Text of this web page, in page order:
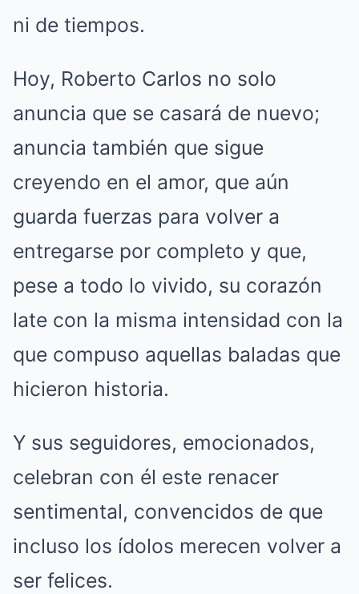
ni de tiempos.
Hoy, Roberto Carlos no solo
anuncia que se casará de nuevo;
anuncia también que sigue
creyendo en el amor, que aún
guarda fuerzas para volver a
entregarse por completo y que,
pese a todo lo vivido, su corazón
late con la misma intensidad con la
que compuso aquellas baladas que
hicieron historia.
Y sus seguidores, emocionados,
celebran con él este renacer
sentimental, convencidos de que
incluso los ídolos merecen volver a
ser felices.